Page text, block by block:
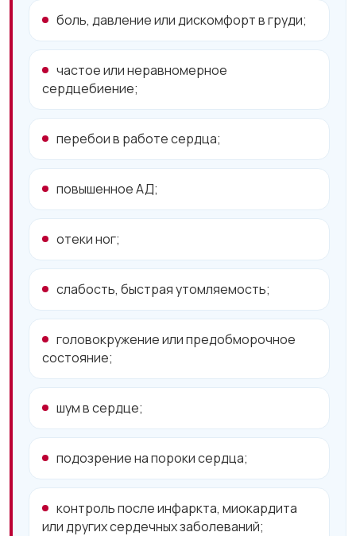
боль, давление или дискомфорт в груди;
частое или неравномерное
сердцебиение;
перебои в работе сердца;
повышенное АД;
отеки ног;
слабость, быстрая утомляемость;
головокружение или предобморочное
состояние;
шум в сердце;
подозрение на пороки сердца;
контроль после инфаркта, миокардита
или других сердечных заболеваний;